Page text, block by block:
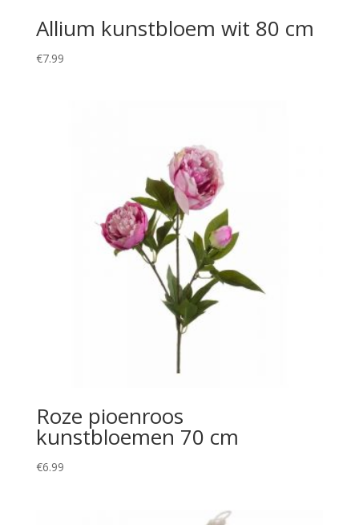
Allium kunstbloem wit 80 cm
€7.99
Roze pioenroos
kunstbloemen 70 cm
€6.99